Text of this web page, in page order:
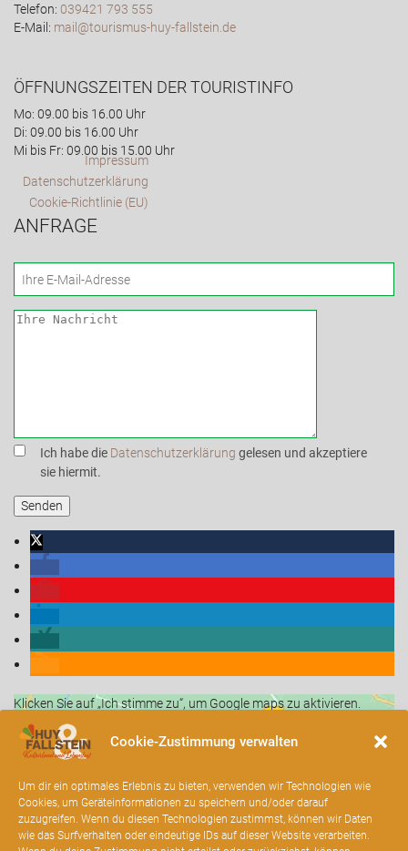
Cookie-Zustimmung verwalten
Um dir ein optimales Erlebnis zu bieten, verwenden wir Technologien wie
Cookies, um Geräteinformationen zu speichern und/oder darauf
zuzugreifen. Wenn du diesen Technologien zustimmst, können wir Daten
wie das Surfverhalten oder eindeutige IDs auf dieser Website verarbeiten.
Telefon: 039421 793 555
E-Mail: mail@tourismus-huy-fallstein.de
ÖFFNUNGSZEITEN DER TOURISTINFO
Mo: 09.00 bis 16.00 Uhr
Di: 09.00 bis 16.00 Uhr
Mi bis Fr: 09.00 bis 15.00 Uhr
Impressum
Datenschutzerklärung
Cookie-Richtlinie (EU)
ANFRAGE
Ich habe die Datenschutzerklärung gelesen und akzeptiere
sie hiermit.
Klicken Sie auf „Ich stimme zu“, um Google maps zu aktivieren.
Cookie-Richtlinie
Ich stimme zu